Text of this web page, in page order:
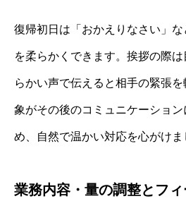
復帰初日は「おかえりなさい」
を柔らかくできます。挨拶の際
らかい声で伝えると相手の緊張
象がその後のコミュニケーショ
め、自然で温かい対応を心がけま
業務内容・量の調整とフ